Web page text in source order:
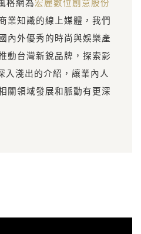
業知識的線上媒體，我們
內外優秀的時尚與娛樂產
動台灣新銳品牌，探索影
淺出的介紹，讓業內人
關領域發展和脈動有更深